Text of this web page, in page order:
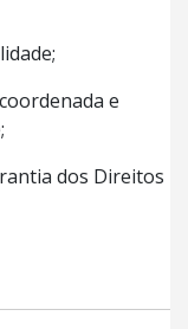
e
dos Direitos